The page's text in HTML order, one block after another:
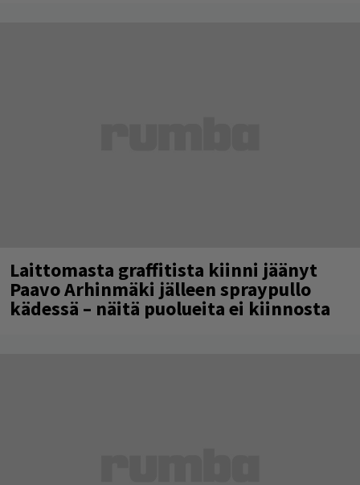
Laittomasta graffitista kiinni jäänyt
Paavo Arhinmäki jälleen spraypullo
kädessä – näitä puolueita ei kiinnosta